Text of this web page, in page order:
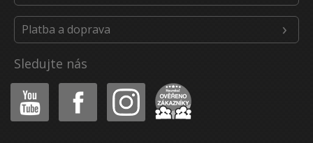
Platba a doprava
Sledujte nás
Youtube Facebook Instagram Heureka